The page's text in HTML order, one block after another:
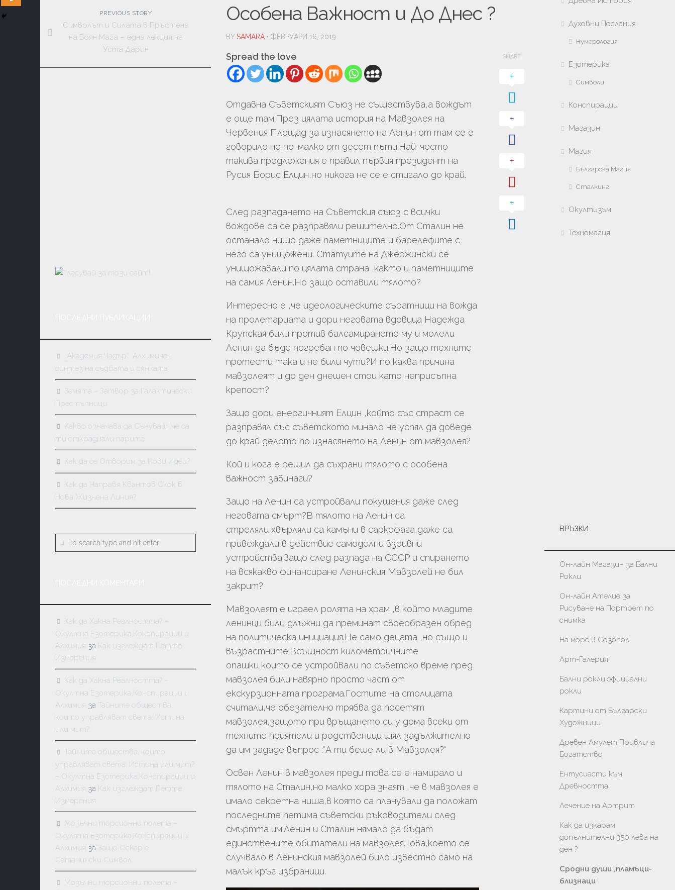
КОНТАКТЬОРСТВО
МЕДИТАЦИЯ
МАСОНСТВО
ПРЕРАЖДАНЕ
Особена Важност и До Днес ?
BYSAMARA · ФЕВРУАРИ 16, 2019
Spread the love
Отдавна Съветският Съюз не съществува,а вождът
е още там.През цялата история на Мавзолея на
Червения Площад за изнасянето на Ленин от там се е
говорило не по-малко от десет пъти.Най-често
такива предложения е правил първия президент на
Русия Борис Елцин,но никога не се е стигало до край.
След разпадането на Съветския съюз с всички
вождове са се разправяли решително.От Сталин не
останало нищо даже паметниците и барелефите с
него са унищожени. Статуите на Джержински се
унищожавали по цялата страна ,както и паметниците
на самия Ленин.Но защо оставили тялото?
Интересно е ,че идеологическите съратници на вожда
на пролетариата и дори неговата вдовица Надежда
Крупская били против балсамирането му и молели
Ленин да бъде погребан по човешки.Но защо техните
протести така и не били чути?И по каква причина
мавзолеят и до ден днешен стои като неприсъпна
крепост?
Защо дори енергичният Елцин ,който със страст се
разправял със съветското минало не успял да доведе
до край делото по изнасянето на Ленин от мавзолея?
Кой и кога е решил да съхрани тялото с особена
важност завинаги?
Защо на Ленин са устройвали покушения даже след
неговата смърт?В тялото на Ленин са
стреляли,хвърляли са камъни в саркофага,даже са
привеждали в действие самоделни взривни
устройства.Защо след разпада на СССР и спирането
на всякакво финансиране Ленинския Мавзолей не бил
закрит?
Мавзолеят е играел ролята на храм ,в който младите
ленинци били длъжни да преминат своеобразен обред
на политическа инициация.Не само децата ,но също и
възрастните.Всъщност километричните
опашки,които се устройвали по съветско време пред
мавзолея били навярно просто част от
екскурзионната програма.Гостите на столицата
считали,че обезателно трябва да посетят
мавзолея,защото при връщането си у дома всеки от
техните приятели и родственици щял задължително
да им зададе въпрос :“А ти беше ли в Мавзолея?“
Освен Ленин в мавзолея преди това се е намирало и
тялото на Сталин,но малко хора знаят ,че в мавзолея е
имало секретна ниша,в която са планували да положат
последните петима съветски ръководители след
смъртта им.Ленин и Сталин нямало да бъдат
единствените обитатели на мавзолея.Това,което се
случвало в Ленинския мавзолей било известно само на
малък кръг избраници.
SHARE
PREVIOUS STORY
Символът и Силата в Пръстена
на Боян Мага – една лекция на
Уста Дарин
„Академия Чадър“: Алхимичен
синтез на съдбата и сянката
Земята – Затвор за Галактически
Престъпници
Kакво означава да Сънуваш ,че са
ти откраднали парите
Как да се Отворим за Нови Идеи?
Как да Направя Квантов Скок в
Нова Жизнена Линия?
Как да Хакна Реалността? –
Окултна Езотерика,Конспирации и
Алхимия за Как изглеждат Петте
Измерения
Как да Хакна Реалността? –
Окултна Езотерика,Конспирации и
Алхимия за Тайните общества,
които управляват света: Истина
или мит?
Тайните общества, които
управляват света: Истина или мит?
– Окултна Езотерика,Конспирации и
Алхимия за Как изглеждат Петте
Измерения
Мозъчни торсионни полета –
Окултна Езотерика,Конспирации и
Алхимия за Защо Оскар е
Сатанински Символ
Мозъчни торсионни полета –
Духовни Послания
Нумерология
Езотерика
Символи
Конспирации
Магазин
Магия
Българска Магия
Сталкинг
Окултизъм
Техномагия
ВРЪЗКИ
Он-лайн Магазин за Бални
Рокли
Он-лайн Ателие за
Рисуване на Портрет по
снимка
На море в Созопол
Арт-Галерия
Бални рокли,официални
рокли
Картини от Български
Художници
Древен Амулет Привлича
Богатство
Ентусиасти към
Древността
Лечение на Артрит
Как да изкарам
допълнителни 350 лева на
ден ?
Сродни души ,пламъци-
близнаци